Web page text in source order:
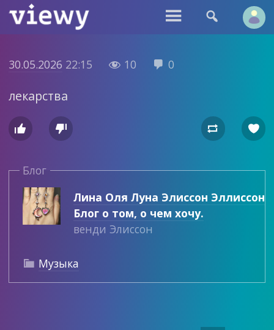
 
30.05.2026 22:15  10  0
лекарства
   
Блог
Лина Оля Луна Элиссон Эллиссон
Блог о том, о чем хочу.
венди Элиссон
 Музыка